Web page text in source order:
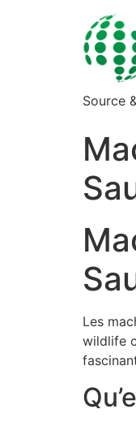
Source
Les
wildlife